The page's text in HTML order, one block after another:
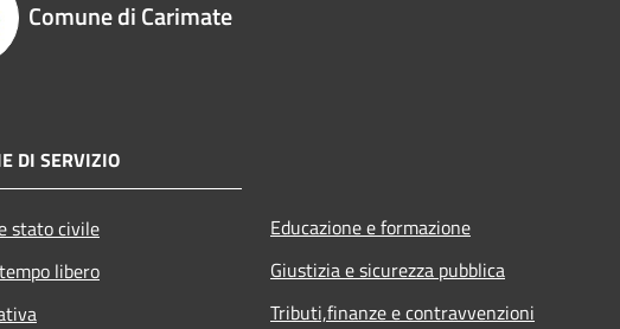
Comune di Carimate
DI SERVIZIO
stato civile
libero
Educazione e formazione
Giustizia e sicurezza pubblica
Tributi,finanze e contravvenzioni